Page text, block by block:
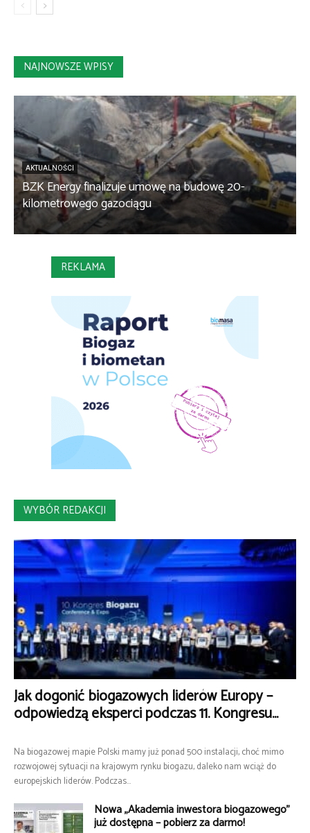
NAJNOWSZE WPISY
AKTUALNOŚCI
BZK Energy finalizuje umowę na budowę 20-
kilometrowego gazociągu
REKLAMA
WYBÓR REDAKCJI
Jak dogonić biogazowych liderów Europy –
odpowiedzą eksperci podczas 11. Kongresu...
Na biogazowej mapie Polski mamy już ponad 500 instalacji, choć mimo
rozwojowej sytuacji na krajowym rynku biogazu, daleko nam wciąż do
europejskich liderów. Podczas...
Nowa „Akademia inwestora biogazowego”
już dostępna – pobierz za darmo!